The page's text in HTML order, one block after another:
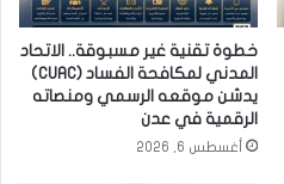
خطوة تقنية غير مسبوقة.. الاتحاد
المدني لمكافحة الفساد (CUAC)
يدشن موقعه الرسمي ومنصاته
الرقمية في عدن
أغسطس 6, 2026